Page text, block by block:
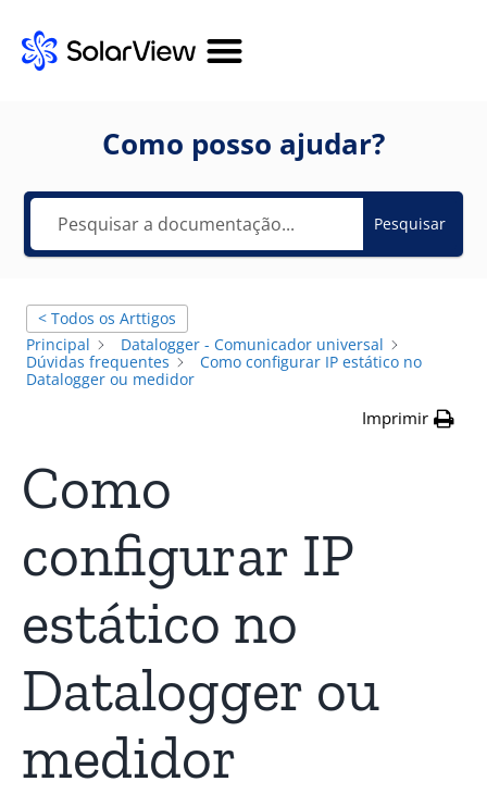
Como posso ajudar?
Pesquisar
< Todos os Arttigos
Principal
Datalogger - Comunicador universal
Dúvidas frequentes
Como configurar IP estático no
Datalogger ou medidor
Imprimir
Como
configurar IP
estático no
Datalogger ou
medidor